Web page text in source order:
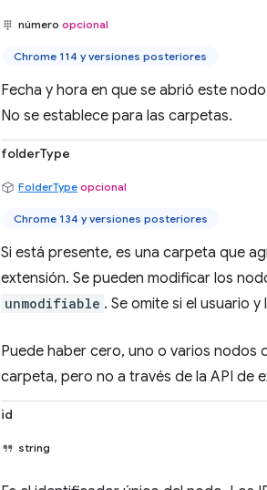
número opcional
Chrome 114 y versiones posteriores
Fecha y hora en que se abrió este
No se establece para las carpetas.
folderType
FolderType opcional
Chrome 134 y versiones posteriores
Si está presente, es una carpeta que
extensión. Se pueden modificar los
unmodifiable . Se omite si el usuario
Puede haber cero, uno o varios
carpeta, pero no a través de la API de
id
string